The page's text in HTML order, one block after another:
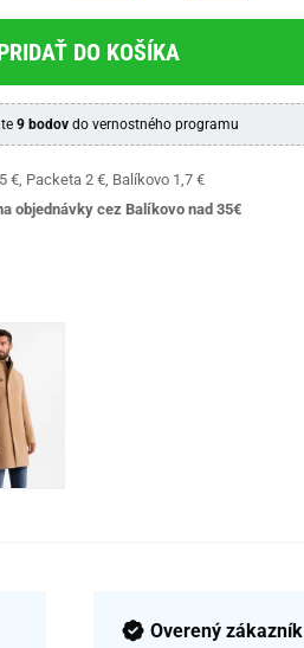
DO KOŠÍKA
9 bodov do vernostného programu
€, Packeta 2 €, Balíkovo 1,7 €
objednávky cez Balíkovo nad 35€
Overený zákazník